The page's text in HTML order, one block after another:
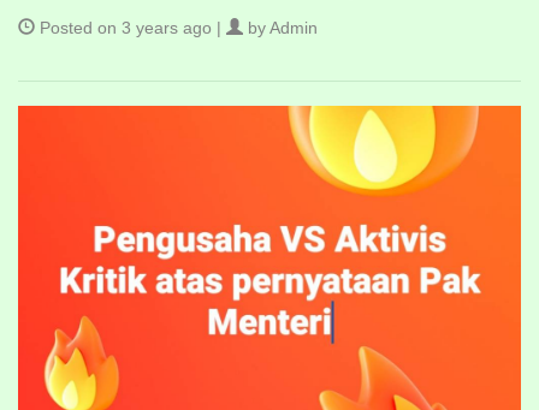
Posted on 3 years ago | by Admin